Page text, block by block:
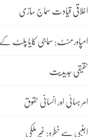
اخلاقی قیادت سماج سازی
امپاورمنٹ: سماجی کایا پلٹ
حقیقی جدیدیت
امر بہائی اور انسانی حقوق
اجنبی سے خطرہ: غیر ملکی